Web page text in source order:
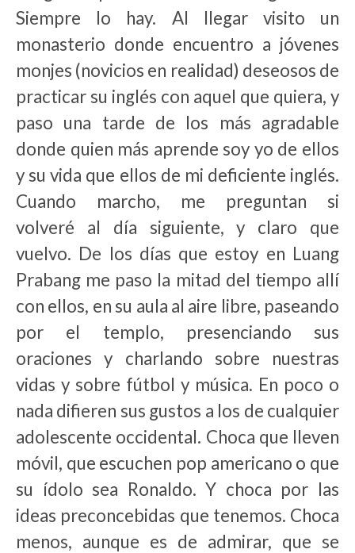
Siempre lo hay. Al llegar visito un
monasterio donde encuentro a jóvenes
monjes (novicios en realidad) deseosos de
practicar su inglés con aquel que quiera, y
paso una tarde de los más agradable
donde quien más aprende soy yo de ellos
y su vida que ellos de mi deficiente inglés.
Cuando marcho, me preguntan si
volveré al día siguiente, y claro que
vuelvo. De los días que estoy en Luang
Prabang me paso la mitad del tiempo allí
con ellos, en su aula al aire libre, paseando
por el templo, presenciando sus
oraciones y charlando sobre nuestras
vidas y sobre fútbol y música. En poco o
nada difieren sus gustos a los de cualquier
adolescente occidental. Choca que lleven
móvil, que escuchen pop americano o que
su ídolo sea Ronaldo. Y choca por las
ideas preconcebidas que tenemos. Choca
menos, aunque es de admirar, que se